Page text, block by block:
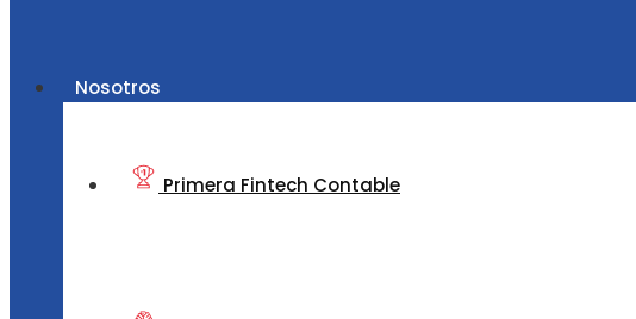
Nosotros
Primera Fintech Contable